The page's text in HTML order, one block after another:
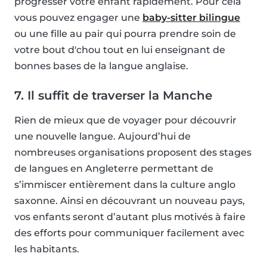
vous pouvez engager une baby-sitter bilingue
ou une fille au pair qui pourra prendre soin de
votre bout d'chou tout en lui enseignant de
bonnes bases de la langue anglaise.
7. Il suffit de traverser la Manche
Rien de mieux que de voyager pour découvrir
une nouvelle langue. Aujourd’hui de
nombreuses organisations proposent des stages
de langues en Angleterre permettant de
s’immiscer entièrement dans la culture anglo
saxonne. Ainsi en découvrant un nouveau pays,
vos enfants seront d’autant plus motivés à faire
des efforts pour communiquer facilement avec
les habitants.